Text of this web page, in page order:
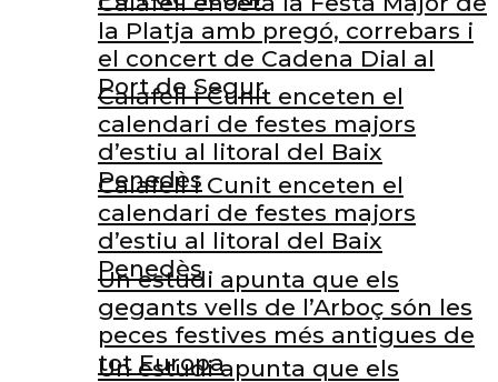
Calafell i Cunit enceten el
calendari de festes majors
d’estiu al litoral del Baix
Penedès
Un estudi apunta que els
gegants vells de l’Arboç són les
peces festives més antigues de
tot Europa
la Platja amb pregó, correbars i
el concert de Cadena Dial al
Port de Segur
Calafell i Cunit enceten el
calendari de festes majors
d’estiu al litoral del Baix
Penedès
Un estudi apunta que els